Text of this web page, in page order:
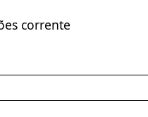
corrente